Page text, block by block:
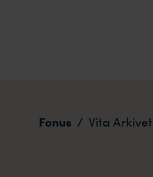
Fonus / Vita Arkivet